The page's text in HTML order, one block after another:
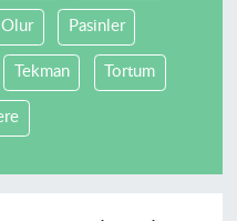
Olur Pasinler
Tekman Tortum